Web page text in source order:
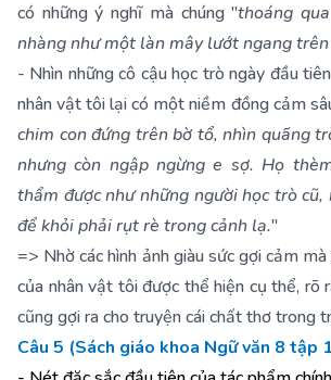
có những ý nghĩ mà chúng "thoáng
nhàng như một làn mây lướt ngang
- Nhìn những cô cậu học trò ngày đầu
nhân vật tôi lại có một niềm đồng cảm
chim con đứng trên bờ tổ, nhìn quãng
nhưng còn ngập ngừng e sợ. Họ
thẩm được như những người học trò
để khỏi phải rụt rè trong cảnh lạ."
=> Nhờ các hình ảnh giàu sức gợi cảm
của nhân vật tôi được thể hiện cụ thể, rõ
cũng gợi ra cho truyện cái chất thơ trong
Câu 5 (Sách giáo khoa Ngữ văn 8 tập